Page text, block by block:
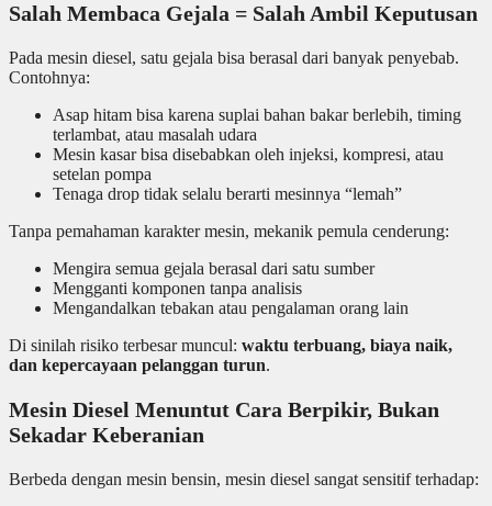
Salah Membaca Gejala = Salah Ambil Keputusan
Pada mesin diesel, satu gejala bisa berasal dari banyak penyebab.
Contohnya:
Asap hitam bisa karena suplai bahan bakar berlebih, timing
terlambat, atau masalah udara
Mesin kasar bisa disebabkan oleh injeksi, kompresi, atau
setelan pompa
Tenaga drop tidak selalu berarti mesinnya “lemah”
Tanpa pemahaman karakter mesin, mekanik pemula cenderung:
Mengira semua gejala berasal dari satu sumber
Mengganti komponen tanpa analisis
Mengandalkan tebakan atau pengalaman orang lain
Di sinilah risiko terbesar muncul: waktu terbuang, biaya naik,
dan kepercayaan pelanggan turun.
Mesin Diesel Menuntut Cara Berpikir, Bukan
Sekadar Keberanian
Berbeda dengan mesin bensin, mesin diesel sangat sensitif terhadap: